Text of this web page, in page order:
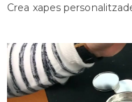
Crea xapes